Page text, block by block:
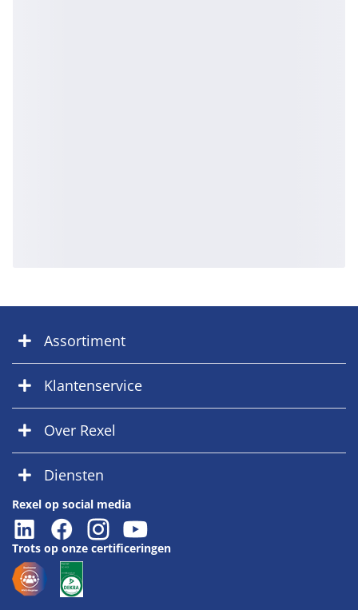
Assortiment
Klantenservice
Over Rexel
Diensten
Rexel op social media
Trots op onze certificeringen